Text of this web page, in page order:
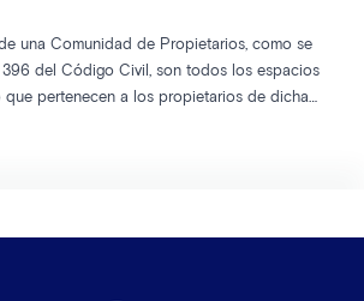
una Comunidad de Propietarios, como se
del Código Civil, son todos los espacios
pertenecen a los propietarios de dicha